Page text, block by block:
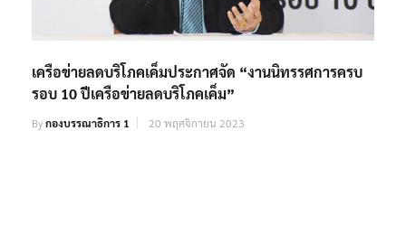
เครือข่ายลดบริโภคเค็มประกาศจัด “งานนิทรรศการครบ
รอบ 10 ปีเครือข่ายลดบริโภคเค็ม”
Byกองบรรณาธิการ 1 20 พฤศจิกายน 2023